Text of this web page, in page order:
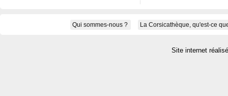
Qui sommes-nous ? La Corsicathèque, qu'est-ce
Site internet